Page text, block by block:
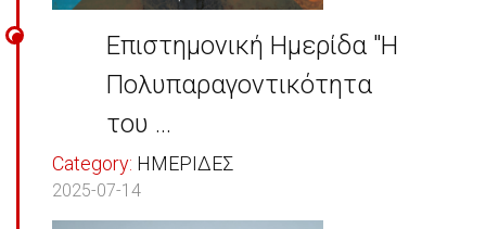
Επιστημονική Ημερίδα "Η
Πολυπαραγοντικότητα
του ...
Category: ΗΜΕΡΙΔΕΣ
2025-07-14